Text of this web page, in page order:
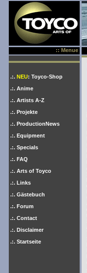
:: Menue
.:. NEU: Toyco-Shop
.:. Anime
.:. Artists A-Z
.:. Projekte
.:. ProductionNews
.:. Equipment
.:. Specials
.:. FAQ
.:. Arts of Toyco
.:. Links
.:. Gästebuch
.:. Forum
.:. Contact
.:. Disclaimer
.:. Startseite